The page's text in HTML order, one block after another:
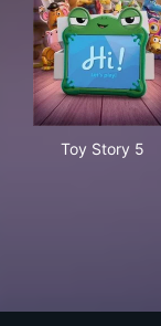
Toy Story 5